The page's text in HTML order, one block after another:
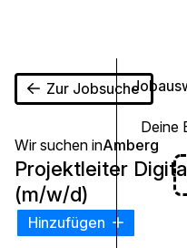
Deine
Zur Jobsuche
Wir suchen inAmberg
Projektleiter
(m/w/d)
Hinzufügen